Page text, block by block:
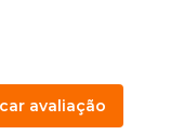
avaliação